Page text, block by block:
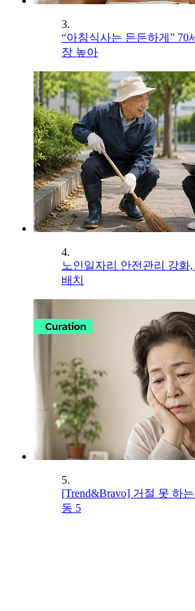
3.
“아침식사는 든든하게” 70
장 높아
4.
노인일자리 안전관리 강화
배치
5.
[Trend&Bravo] 거절 못 하
동 5